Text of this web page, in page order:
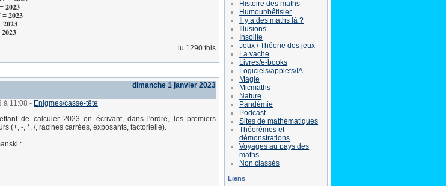
𝟐𝟎𝟐𝟑
= 𝟐𝟎𝟐𝟑
𝟐𝟎𝟐𝟑
lu 1290 fois
dimanche 1 janvier 2023
à 11:08 - Enigmes/casse-tête
de calculer 2023 en écrivant, dans l'ordre, les premiers
(+, -, *, /, racines carrées, exposants, factorielle).
:
Histoire des maths
Humour/bêtisier
Il y a des maths là ?
Illusions
Insolite
Jeux / Théorie des jeux
La vache
Livres/e-books
Logiciels/applets/IA
Magie
Micmaths
Nature
Pandémie
Podcast
Sites de mathématiques
Théorèmes et
démonstrations
Voyages au pays des
maths
Non classés
Liens